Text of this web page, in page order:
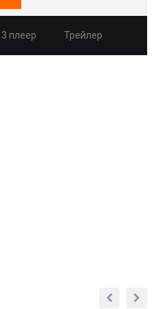
3 плеер Трейлер